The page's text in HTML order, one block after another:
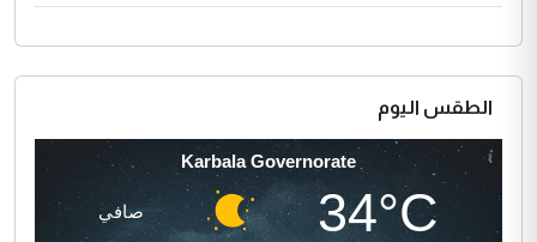
الطقس اليوم
Karbala Governorate
34°C صافي